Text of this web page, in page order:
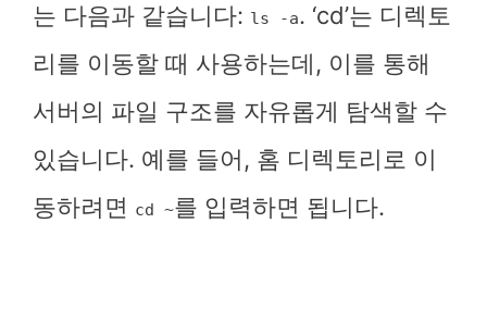
는 다음과 같습니다: ls -a. ‘cd’는 디렉토
리를 이동할 때 사용하는데, 이를 통해
서버의 파일 구조를 자유롭게 탐색할 수
있습니다. 예를 들어, 홈 디렉토리로 이
동하려면 cd ~를 입력하면 됩니다.